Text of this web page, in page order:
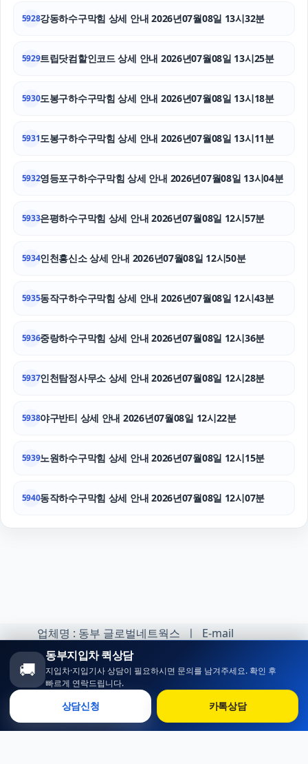
인스타 팔로워
구로하수구막힘
5928강동하수구막힘 상세 안내 2026년07월08일 13시32분
5929트립닷컴할인코드 상세 안내 2026년07월08일 13시25분
5930도봉구하수구막힘 상세 안내 2026년07월08일 13시18분
5931도봉구하수구막힘 상세 안내 2026년07월08일 13시11분
5932영등포구하수구막힘 상세 안내 2026년07월08일 13시04분
5933은평하수구막힘 상세 안내 2026년07월08일 12시57분
5934인천흥신소 상세 안내 2026년07월08일 12시50분
5935동작구하수구막힘 상세 안내 2026년07월08일 12시43분
5936중랑하수구막힘 상세 안내 2026년07월08일 12시36분
5937인천탐정사무소 상세 안내 2026년07월08일 12시28분
5938야구반티 상세 안내 2026년07월08일 12시22분
5939노원하수구막힘 상세 안내 2026년07월08일 12시15분
5940동작하수구막힘 상세 안내 2026년07월08일 12시07분
업체명 : 동부 글로벌네트웍스 ㅣ E-mail
:minhoh1@naver.com
카카오톡 오픈채팅 :
https://open.kakao.com/o/sqlsXOji
Copyright ⓒ 동부 지입차 All rights reserved.
🚚
동부지입차 퀵상담
지입차·지입기사 상담이 필요하시면 문의를 남겨주세요. 확인 후
빠르게 연락드립니다.
상담신청 카톡상담